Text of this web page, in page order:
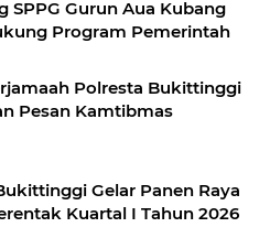
SPPG Gurun Aua Kubang
Program Pemerintah
Polresta Bukittinggi
Pesan Kamtibmas
Gelar Panen Raya
Kuartal I Tahun 2026